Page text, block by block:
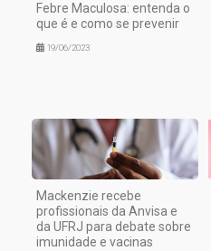
Febre Maculosa: entenda o
que é e como se prevenir
19/06/2023
Mackenzie recebe
profissionais da Anvisa e
da UFRJ para debate sobre
imunidade e vacinas